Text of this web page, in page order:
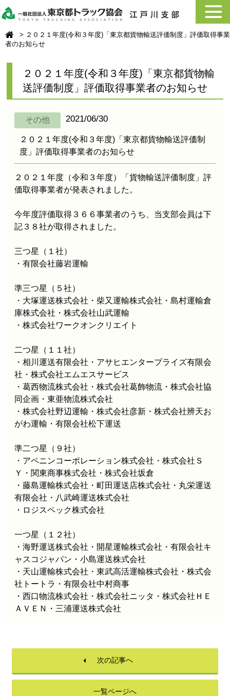
２０２１年度(令和３年度)「東京都貨物輸送評価制度」評価取得事業
者のお知らせ
２０２１年度(令和３年度)「東京都貨物輸
送評価制度」評価取得事業者のお知らせ
その他 2021/06/30
２０２１年度(令和３年度)「東京都貨物輸送評価制
度」評価取得事業者のお知らせ
２０２１年度（令和３年度）「貨物輸送評価制度」評
価取得事業者が発表されました。
今年度評価取得３６６事業者のうち、当支部会員は下
記３８社が取得されました。
三つ星（１社）
・有限会社藤岩運輸
準三つ星（５社）
・ 大塚運送株式会社 ・柴又運輸株式会社 ・島村運輸倉
庫株式会社 ・株式会社山武運輸
・株式会社ワークオンクリエイト
二つ星（１１社）
・相川運送有限会社 ・ アサヒエンタープライズ有限会
社 ・株式会社エムエスサービス
・葛西物流株式会社 ・株式会社葛飾物流 ・株式会社協
同企画 ・東亜物流株式会社
・株式会社野辺運輸 ・株式会社彦新 ・株式会社辨天お
がわ運輸 ・有限会社松下運送
準二つ星（９社）
・ アペニンコーポレーション株式会社 ・株式会社Ｓ
Ｙ ・ 関東商事株式会社 ・株式会社坂倉
・藤島運輸株式会社 ・町田運送店株式会社 ・ 丸栄運送
有限会社 ・ 八武崎運送株式会社
・ ロジスペック株式会社
一つ星（１２社）
・海野運送株式会社・ 開星運輸株式会社 ・有限会社キ
ャスコジャパン・小島運送株式会社
・ 天山運輸株式会社 ・東武高活運輸株式会社 ・株式会
社トートラ ・有限会社中村商事
・西口物流株式会社 ・株式会社ニッタ・株式会社ＨＥ
ＡＶＥＮ
・ 三浦運送株式会社
次の記事へ
一覧ページへ